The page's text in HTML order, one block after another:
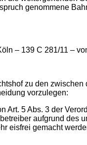
genommene
– 139 C 281/11 –
zu den
vorzulegen:
Art. 5 Abs. 3 der
aufgrund
eisfrei gemacht